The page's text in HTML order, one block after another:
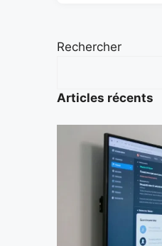
Rechercher
Articles récents